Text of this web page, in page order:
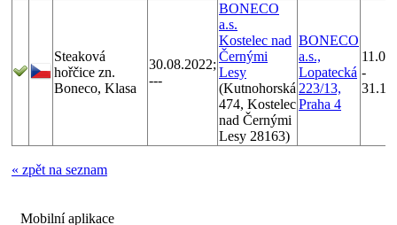
Steaková
hořčice zn.
Boneco, Klasa
30.08.2022;
---
BONECO
a.s.
Kostelec nad
Černými
Lesy
(Kutnohorská
474, Kostelec
nad Černými
Lesy 28163)
BONECO
a.s.,
Lopatecká
223/13,
Praha 4
-
« zpět na seznam
Mobilní aplikace